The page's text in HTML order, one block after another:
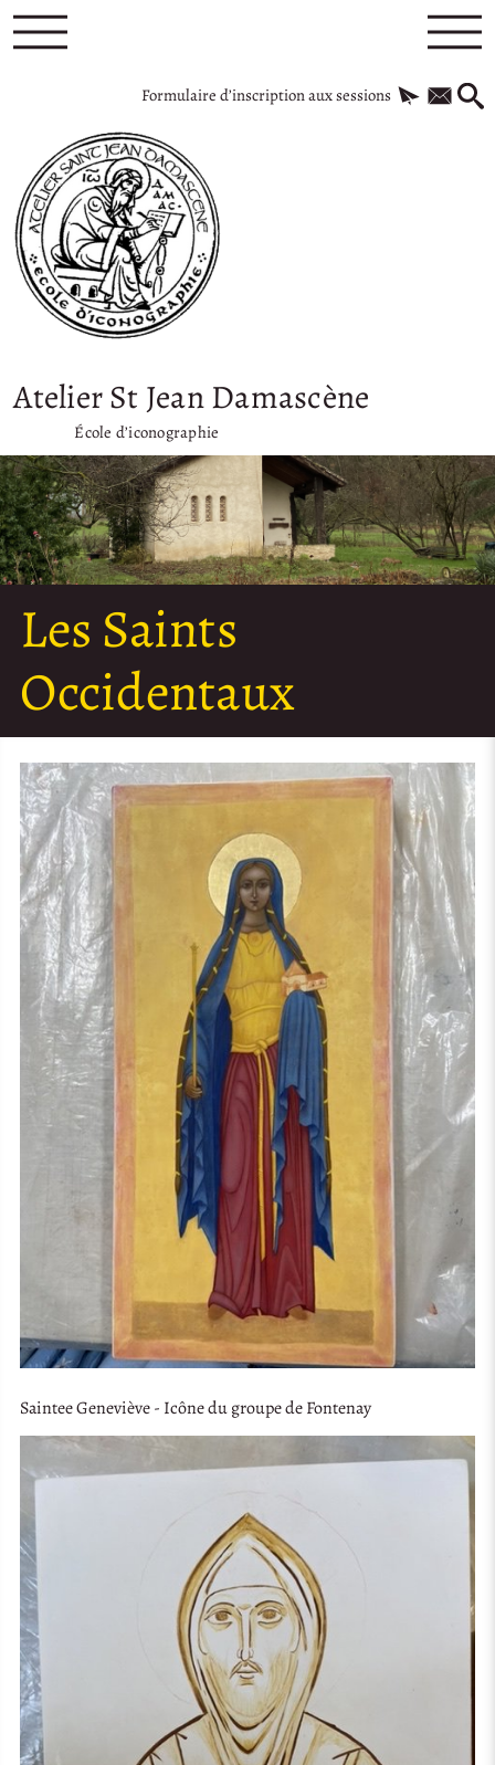
Formulaire d’inscription aux sessions
Atelier St Jean Damascène
École d’iconographie
Les Saints
Occidentaux
Saintee Geneviève - Icône du groupe de Fontenay